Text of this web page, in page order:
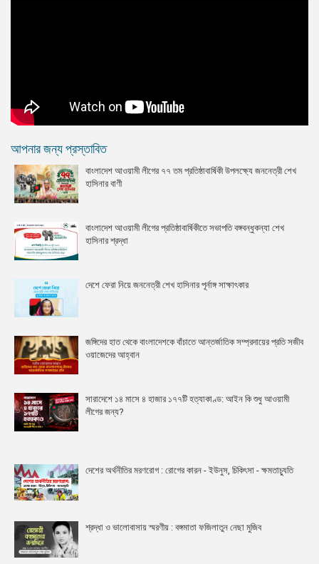
আপনার জন্য প্রস্তাবিত
বাংলাদেশ আওয়ামী লীগের ৭৭ তম প্রতিষ্ঠাবার্ষিকী উপলক্ষ্যে জননেত্রী শেখ
হাসিনার বাণী
বাংলাদেশ আওয়ামী লীগের প্রতিষ্ঠাবার্ষিকীতে সভাপতি বঙ্গবন্ধুকন্যা শেখ
হাসিনার শ্রদ্ধা
দেশে ফেরা নিয়ে জননেত্রী শেখ হাসিনার পূর্নাঙ্গ সাক্ষাৎকার
জঙ্গিদের হাত থেকে বাংলাদেশকে বাঁচাতে আন্তর্জাতিক সম্প্রদায়ের প্রতি সজীব
ওয়াজেদের আহ্বান
সারাদেশে ১৪ মাসে ৪ হাজার ১৭৭টি হত্যাকাণ্ড: আইন কি শুধু আওয়ামী
লীগের জন্য?
দেশের অর্থনীতির মরণরোগ : রোগের কারন - ইউনুস, চিকিৎসা - ক্ষমতাচ্যুতি
শ্রদ্ধা ও ভালোবাসায় স্মরণীয় : বঙ্গমাতা ফজিলাতুন নেছা মুজিব